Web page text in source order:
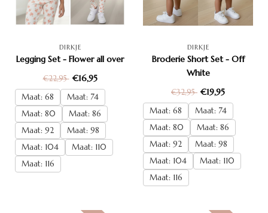
DIRKJE
Legging Set - Flower all over
€22,95 €16,95
Maat: 68
Maat: 74
Maat: 80
Maat: 86
Maat: 92
Maat: 98
Maat: 104
Maat: 110
Maat: 116
DIRKJE
Broderie Short Set - Off
White
€32,95 €19,95
Maat: 68
Maat: 74
Maat: 80
Maat: 86
Maat: 92
Maat: 98
Maat: 104
Maat: 110
Maat: 116